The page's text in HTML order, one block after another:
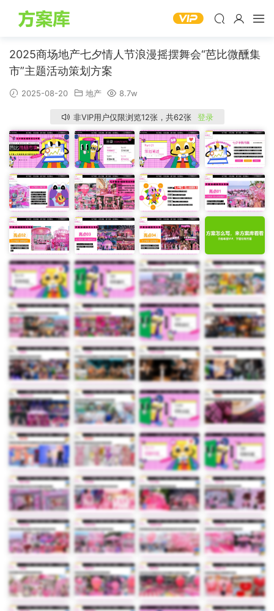
2025商场地产七夕情人节浪漫摇摆舞会“芭比微醺集
市”主题活动策划方案
2025-08-20 地产 8.7w
非VIP用户仅限浏览12张，共62张 登录